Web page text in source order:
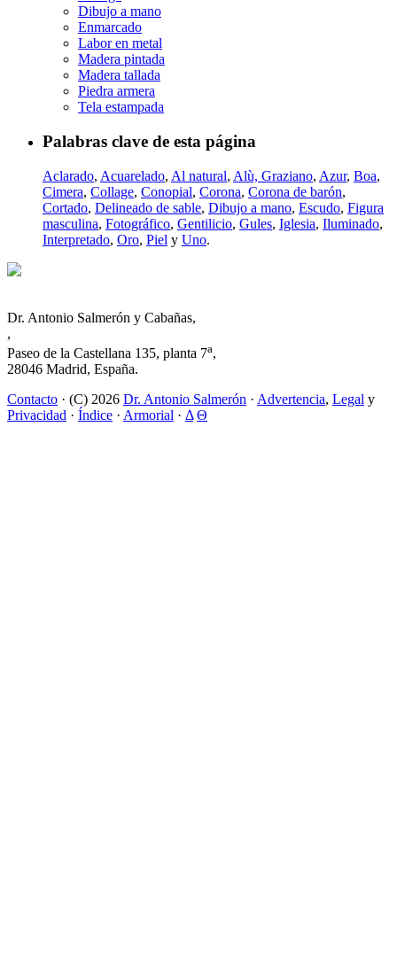
Dibujo a mano
Enmarcado
Labor en metal
Madera pintada
Madera tallada
Piedra armera
Tela estampada
Palabras clave de esta página
Aclarado, Acuarelado, Al natural, Alù, Graziano, Azur, Boa,
Cimera, Collage, Conopial, Corona, Corona de barón,
Cortado, Delineado de sable, Dibujo a mano, Escudo, Figura
masculina, Fotográfico, Gentilicio, Gules, Iglesia, Iluminado,
Interpretado, Oro, Piel y Uno.
Dr. Antonio Salmerón y Cabañas,
,
Paseo de la Castellana 135, planta 7a,
28046 Madrid, España.
Contacto · (C) 2026 Dr. Antonio Salmerón · Advertencia, Legal y
Privacidad · Índice · Armorial · Δ Θ